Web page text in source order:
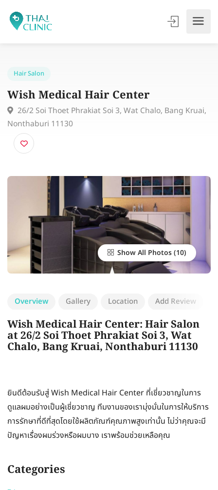
Wish Medical Hair Center
26/2 Soi Thoet Phrakiat Soi 3, Wat Chalo, Bang
Nonthaburi 11130
Show All Photos
Overview Gallery Location Add Review
Wish Medical Hair Center: Hair Salon
at 26/2 Soi Thoet Phrakiat Soi 3, Wat
Chalo, Bang Kruai, Nonthaburi 11130
ยินดีต้อนรับสู่ Wish Medical Hair Center ที่เชี่ยวชาญในการ
ดูแลผมอย่างเป็นผู้เชี่ยวชาญ ทีมงานของเรามุ่งมั่นในการให้บริการ
การรักษาที่ดีที่สุดโดยใช้ผลิตภัณฑ์คุณภาพสูงเท่านั้น ไม่ว่าคุณจะมี
ปัญหาเรื่องผมร่วงหรือผมบาง เราพร้อมช่วยเหลือคุณ
Categories